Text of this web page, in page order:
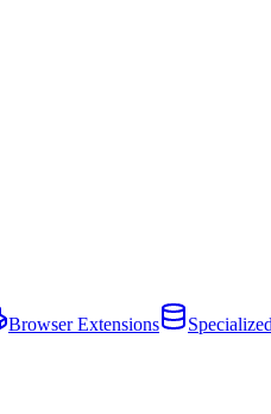
Browser Extensions Specialized